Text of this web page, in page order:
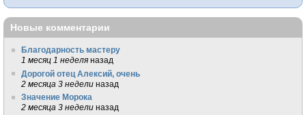
Новые комментарии
Благодарность мастеру
1 месяц 1 неделя назад
Дорогой отец Алексий, очень
2 месяца 3 недели назад
Значение Морока
2 месяца 3 недели назад